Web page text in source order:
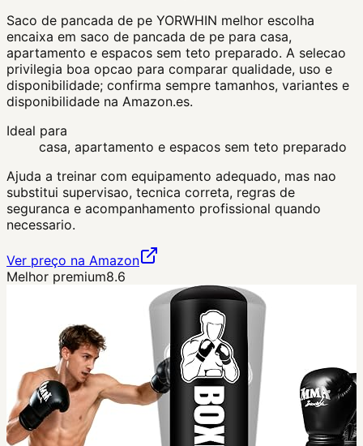
Saco de pancada de pe YORWHIN melhor escolha
encaixa em saco de pancada de pe para casa,
apartamento e espacos sem teto preparado. A selecao
privilegia boa opcao para comparar qualidade, uso e
disponibilidade; confirma sempre tamanhos, variantes e
disponibilidade na Amazon.es.
Ideal para
casa, apartamento e espacos sem teto preparado
Ajuda a treinar com equipamento adequado, mas nao
substitui supervisao, tecnica correta, regras de
seguranca e acompanhamento profissional quando
necessario.
Ver preço na Amazon
Melhor premium8.6